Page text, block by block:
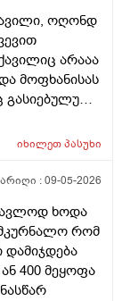
ოღონდ
არააა
მოფხანისას
გასიებულუ
მაგის მერე
ჭიები
შეიძლება
იხილეთპასუხი
:09-05-2026
ხოდა
რომ
დამიჯდება
400 მეყოფა